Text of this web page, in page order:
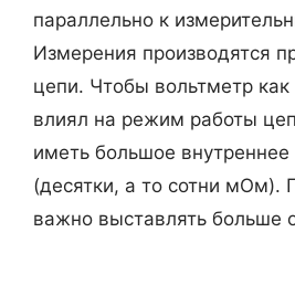
параллельно к
Измерения производятся
цепи. Чтобы вольтметр
влиял на режим работы
иметь большое внутреннее
(десятки, а то сотни мОм).
важно выставлять больше